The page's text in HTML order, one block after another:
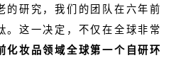
的研究，我们的团队在六年前
。这一决定，不仅在全球非常
化妆品领域全球第一个自研环